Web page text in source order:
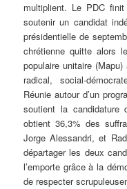
multiplient. Le PDC
soutenir un candidat
présidentielle de
chrétienne quitte alors
populaire unitaire
radical, social-
Réunie autour d’un
soutient la candidature
obtient 36,3% des
Jorge Alessandri, et
départager les deux
l’emporte grâce à la
de respecter